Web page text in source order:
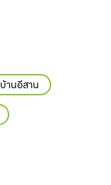
บ้านอีสาน